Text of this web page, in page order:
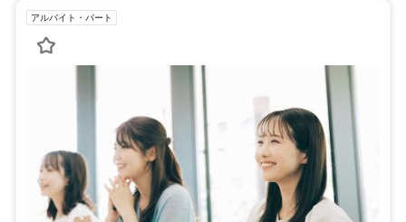
アルバイト・パート